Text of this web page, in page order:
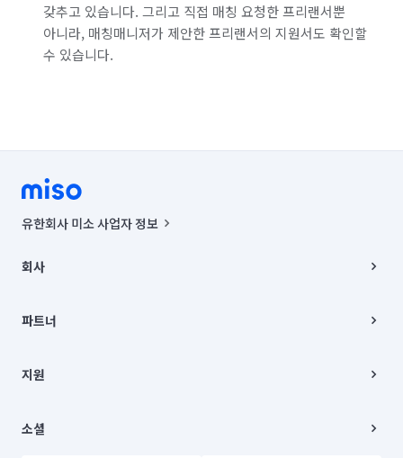
갖추고 있습니다. 그리고 직접 매칭 요청한 프리랜서뿐
아니라, 매칭매니저가 제안한 프리랜서의 지원서도 확인할
수 있습니다.
유한회사 미소 사업자 정보
00019 |
주소 | 본사: 서울특별시 종로구 율곡로 6(중학동, 트윈트리빌딩) B동 5층
컨택센터 : 서울특별시 종로구 수송동 율곡로 24, 7층, 8층 미소
상품, 상품정보, 거래에 관한 의무와 책임은 거래당사자에게 있습니다.
언론 보도 관련 문의:
© 유한회사 미소. Miso, Inc. All Rights Reserved.
회사
채용
파트너
이사
지원
이용약관
소셜